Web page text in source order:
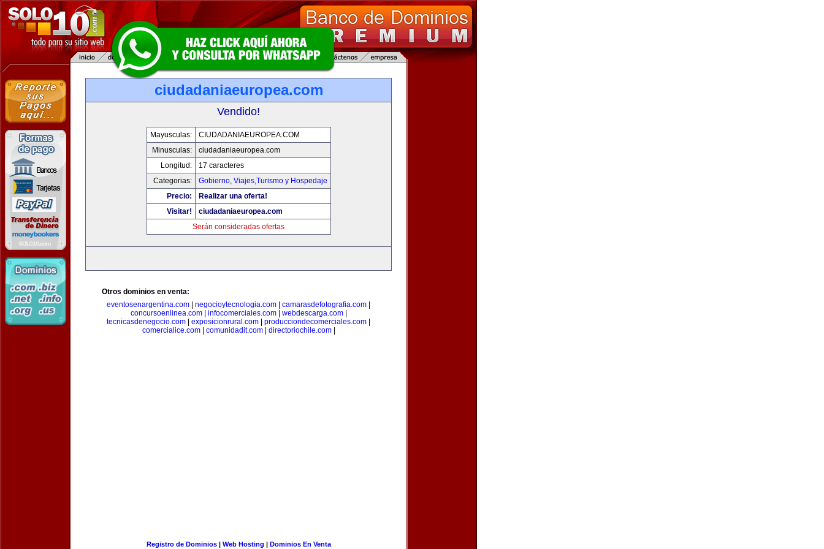
ciudadaniaeuropea.com
Vendido!
Mayusculas:
CIUDADANIAEUROPEA.COM
Minusculas:
ciudadaniaeuropea.com
Longitud:
17 caracteres
Categorias:
Gobierno, Viajes,Turismo y Hospedaje
Precio:
Realizar una oferta!
Visitar!
ciudadaniaeuropea.com
Serán consideradas ofertas
Otros dominios en venta:
eventosenargentina.com
negocioytecnologia.com camarasdefotografia.com
concursoenlinea.com| infocomerciales.com| webdescarga.com|
tecnicasdenegocio.com
exposicionrural.com producciondecomerciales.com
comercialice.com| comunidadit.com| directoriochile.com|
Registro de Dominios| Web Hosting | Dominios En Venta